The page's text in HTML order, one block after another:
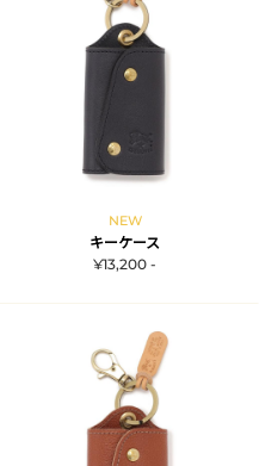
NEW
キーケース
¥13,200 -